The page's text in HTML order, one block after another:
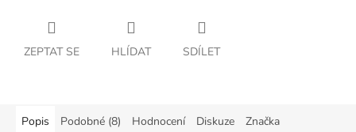
ZEPTAT SE HLÍDAT SDÍLET
Popis Podobné (8) Hodnocení Diskuze Značka